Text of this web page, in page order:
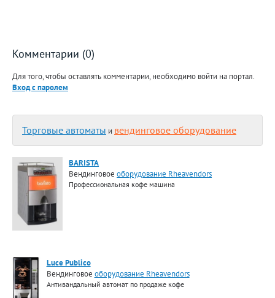
Комментарии (0)
Для того, чтобы оставлять комментарии, необходимо войти на портал.
Вход с паролем
Торговые автоматы и вендинговое оборудование
BARISTA
Вендинговоеоборудование Rheavendors
Профессиональная кофе машина
Luce Publico
Вендинговое оборудование Rheavendors
Антивандальный автомат по продаже кофе